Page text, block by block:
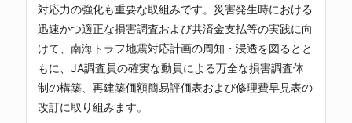
対応力の強化も重要な取組みです。災害発生時における
迅速かつ適正な損害調査および共済金支払等の実践に向
けて、南海トラフ地震対応計画の周知・浸透を図るとと
もに、JA調査員の確実な動員による万全な損害調査体
制の構築、再建築価額簡易評価表および修理費早見表の
改訂に取り組みます。